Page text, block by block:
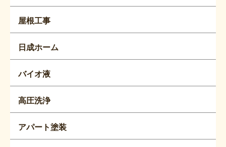
屋根工事
日成ホーム
バイオ液
高圧洗浄
アパート塗装